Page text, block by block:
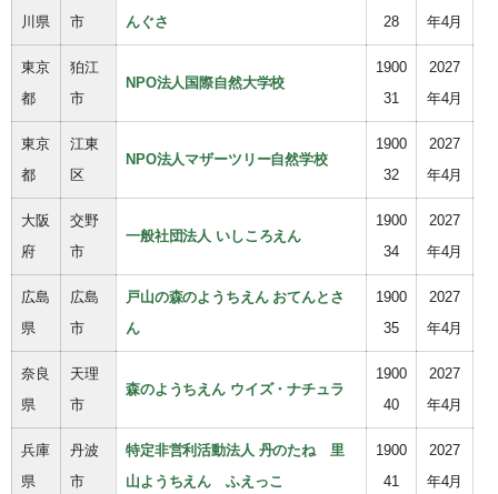
川県
市
んぐさ
28
年4月
東京
都
狛江
市
NPO法人国際自然大学校
1900
31
2027
年4月
東京
都
江東
区
NPO法人マザーツリー自然学校
1900
32
2027
年4月
大阪
府
交野
市
一般社団法人 いしころえん
1900
34
2027
年4月
広島
県
広島
市
戸山の森のようちえん おてんとさ
ん
1900
35
2027
年4月
奈良
県
天理
市
森のようちえん ウイズ・ナチュラ
1900
40
2027
年4月
兵庫
県
丹波
市
特定非営利活動法人 丹のたね 里
山ようちえん ふえっこ
1900
41
2027
年4月